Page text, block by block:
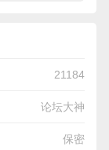
21184
论坛大神
保密